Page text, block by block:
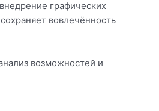
графических
вовлечённость
возможностей и